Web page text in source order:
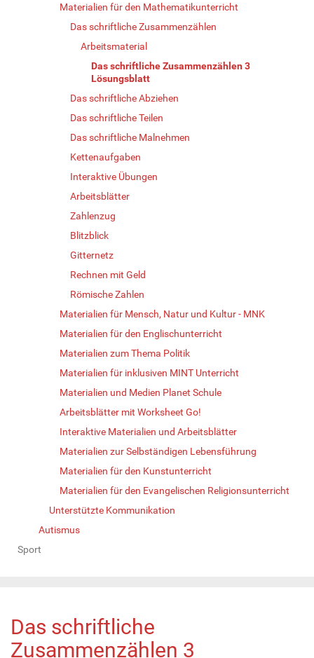
Materialien für den Mathematikunterricht
Das schriftliche Zusammenzählen
Arbeitsmaterial
Das schriftliche Zusammenzählen 3
Lösungsblatt
Das schriftliche Abziehen
Das schriftliche Teilen
Das schriftliche Malnehmen
Kettenaufgaben
Interaktive Übungen
Arbeitsblätter
Zahlenzug
Blitzblick
Gitternetz
Rechnen mit Geld
Römische Zahlen
Materialien für Mensch, Natur und Kultur - MNK
Materialien für den Englischunterricht
Materialien zum Thema Politik
Materialien für inklusiven MINT Unterricht
Materialien und Medien Planet Schule
Arbeitsblätter mit Worksheet Go!
Interaktive Materialien und Arbeitsblätter
Materialien zur Selbständigen Lebensführung
Materialien für den Kunstunterricht
Materialien für den Evangelischen Religionsunterricht
Unterstützte Kommunikation
Autismus
Sport
Das schriftliche
Zusammenzählen 3